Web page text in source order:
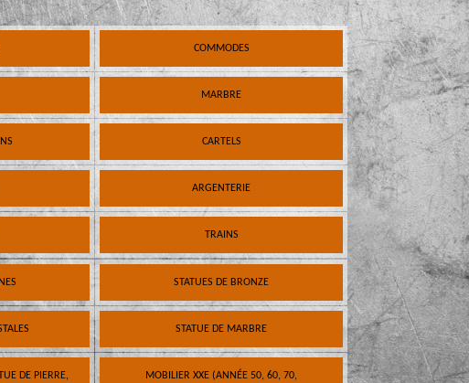
COMMODES
MARBRE
CARTELS
ARGENTERIE
TRAINS
STATUES DE BRONZE
STATUE DE MARBRE
DE PIERRE,
MOBILIER XXE (ANNÉE 50, 60, 70,